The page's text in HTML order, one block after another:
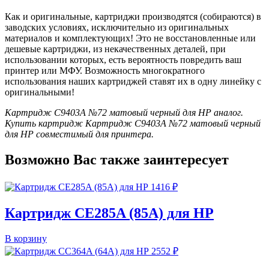
Как и оригинальные, картриджи производятся (собираются) в
заводских условиях, исключительно из оригинальных
материалов и комплектующих! Это не восстановленные или
дешевые картриджи, из некачественных деталей, при
использовании которых, есть вероятность повредить ваш
принтер или МФУ. Возможность многократного
использования наших картриджей ставят их в одну линейку с
оригинальными!
Картридж C9403A №72 матовый черный для HP аналог.
Купить картридж Картридж C9403A №72 матовый черный
для HP совместимый для принтера.
Возможно Вас также заинтересует
1416 ₽
Картридж CE285A (85A) для HP
В корзину
2552 ₽